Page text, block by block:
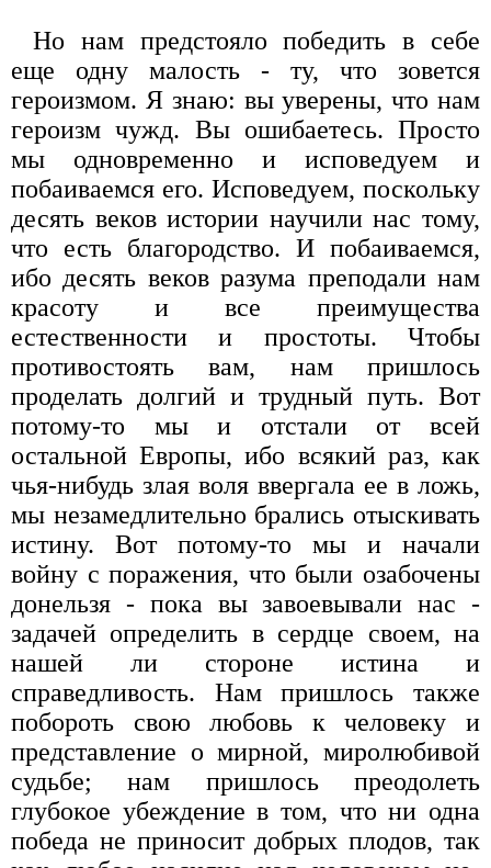
Но нам предстояло победить в себе
еще одну малость - ту, что зовется
героизмом. Я знаю: вы уверены, что нам
героизм чужд. Вы ошибаетесь. Просто
мы одновременно и исповедуем и
побаива­емся его. Исповедуем, поскольку
десять веков истории научили нас тому,
что есть благородство. И побаиваемся,
ибо десять веков ра­зума преподали нам
красоту и все преимущества
естественности и простоты. Чтобы
противостоять вам, нам пришлось
проделать дол­гий и трудный путь. Вот
потому-то мы и отстали от всей
остальной Европы, ибо всякий раз, как
чья-нибудь злая воля ввергала ее в ложь,
мы незамедлительно брались отыскивать
истину. Вот пото­му-то мы и начали
войну с поражения, что были озабочены
донельзя - пока вы завоевывали нас -
задачей определить в сердце своем, на
нашей ли стороне истина и
справедливость. Нам пришлось также
побороть свою любовь к человеку и
представление о мирной, миролюбивой
судьбе; нам пришлось преодолеть
глубокое убеждение в том, что ни одна
победа не при­носит добрых плодов, так